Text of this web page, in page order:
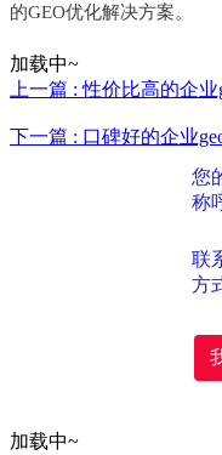
的GEO优化解决方案。
加载中~
上一篇 : 性价比高的企
下一篇 : 口碑好的企业
您
称
联
方
加载中~